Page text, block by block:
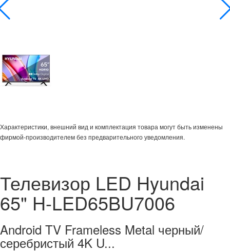
Характеристики, внешний вид и комплектация товара могут быть изменены
фирмой-производителем без предварительного уведомления.
Телевизор LED Hyundai
65" H-LED65BU7006
Android TV Frameless Metal черный/
серебристый 4K U...